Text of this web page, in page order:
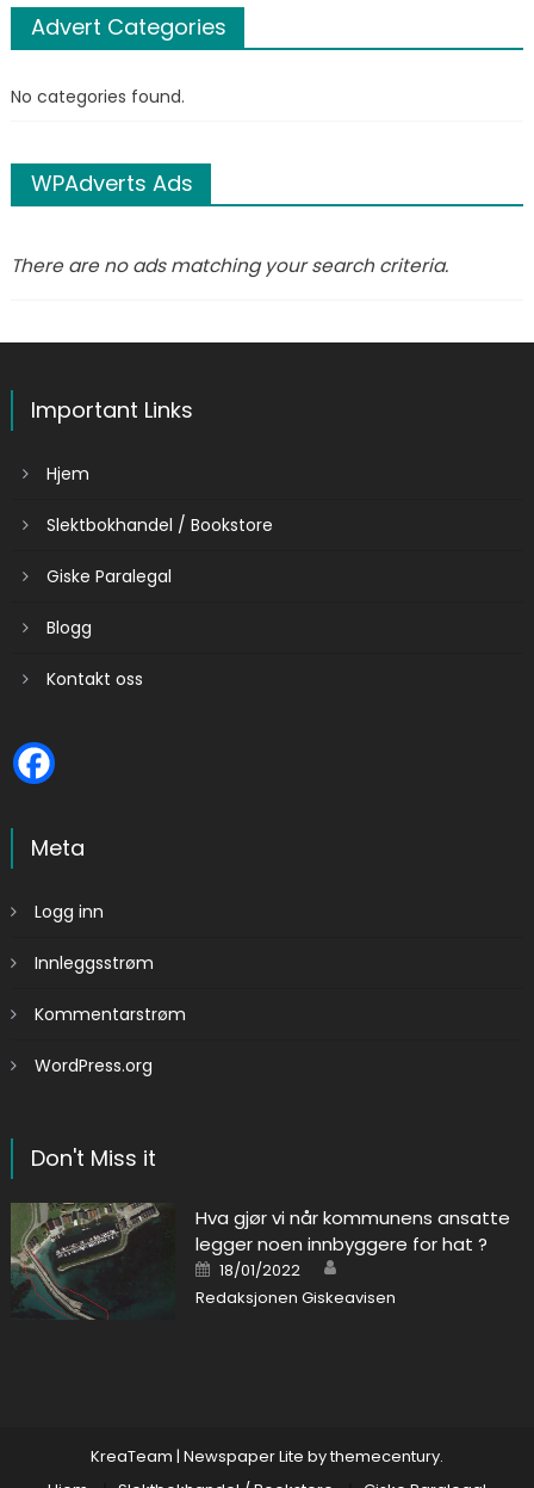
Advert Categories
No categories found.
WPAdverts Ads
There are no ads matching your search criteria.
Important Links
Hjem
Slektbokhandel / Bookstore
Giske Paralegal
Blogg
Kontakt oss
Meta
Logg inn
Innleggsstrøm
Kommentarstrøm
WordPress.org
Don't Miss it
Hva gjør vi når kommunens ansatte
legger noen innbyggere for hat ?
Posted on
18/01/2022 Author
Redaksjonen Giskeavisen
KreaTeam | Newspaper Lite bythemecentury.